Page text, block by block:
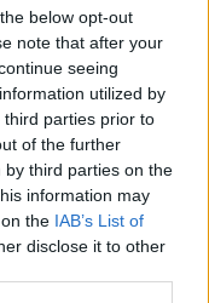
below opt-out
note that after your
seeing
utilized by
parties prior to
of the further
third parties on the
information may
the IAB’s List of
disclose it to other
Rally2-vel
gyel induló
míg a harmadik
célba Rally2-es
azt követően,
baleset után
tért vissza a